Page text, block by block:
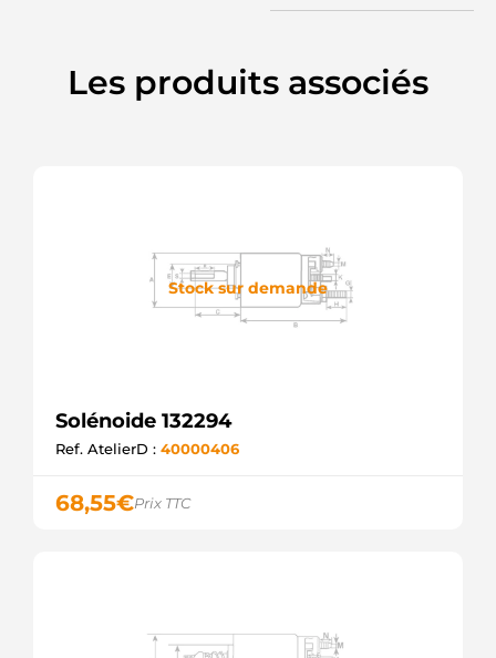
Les produits associés
Stock sur demande
Solénoide 132294
Ref. AtelierD : 40000406
68,55€Prix TTC